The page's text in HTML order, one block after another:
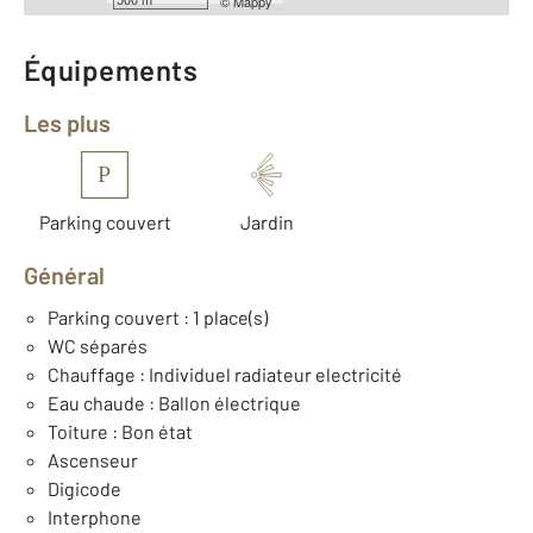
Équipements
Les plus
P
Parking couvert Jardin
Général
Parking couvert : 1 place(s)
WC séparés
Chauffage : Individuel radiateur electricité
Eau chaude : Ballon électrique
Toiture : Bon état
Ascenseur
Digicode
Interphone